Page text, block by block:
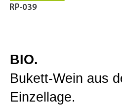
Lagenweine
Premiumweine
BIO.
Bukett-Wein aus
Einzellage.